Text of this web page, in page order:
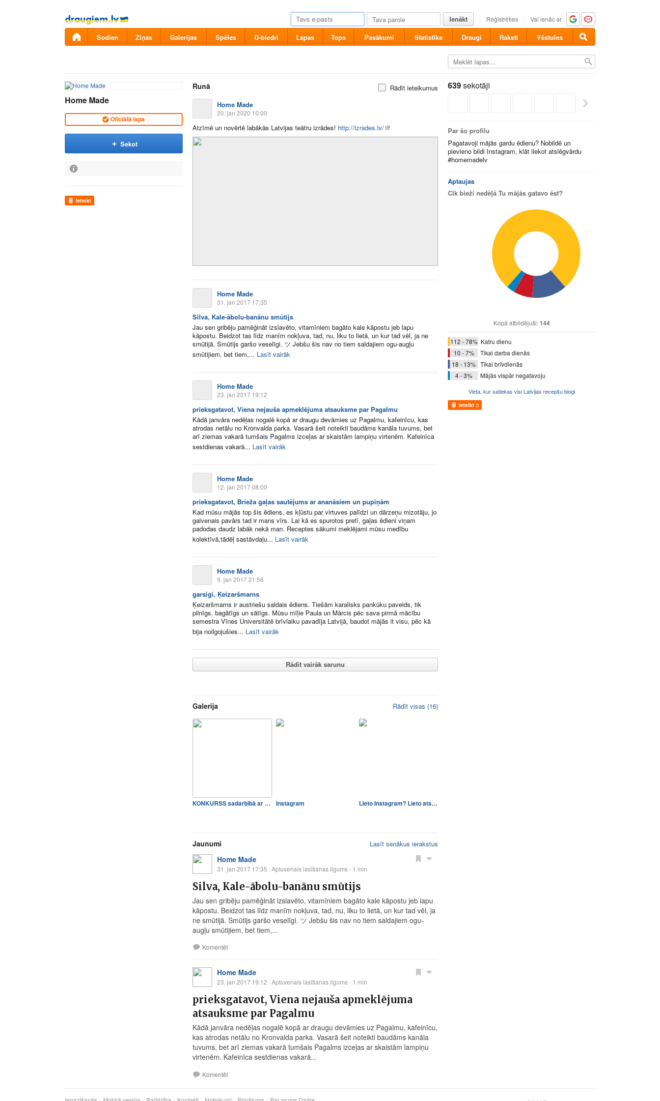
Pāriet
uz
saturu
Ienākt Reģistrēties Vai ienāc ar
Šodien Ziņas Galerijas Spēles D-biedri Lapas Tops Pasākumi Statistika Draugi Raksti Vēstules
Home Made
Oficiālā lapa
Sekot
Ieteikt
Runā
Rādīt ieteikumus
Home Made
20. jan 2020 10:00
Atzīmē un novērtē labākās Latvijas teātru izrādes! http://izrades.lv/
Home Made
31. jan 2017 17:35
Silva, Kale-ābolu-banānu smūtijs
Jau sen gribēju pamēģināt izslavēto, vitamīniem bagāto kale kāpostu jeb lapu
kāpostu. Beidzot tas līdz manīm nokļuva, tad, nu, liku to lietā, un kur tad vēl, ja ne
smūtijā. Smūtijs garšo veselīgi. ツ Jebšu šis nav no tiem saldajiem ogu-augļu
smūtijiem, bet tiem,... Lasīt vairāk
Home Made
23. jan 2017 19:12
prieksgatavot, Viena nejauša apmeklējuma atsauksme par Pagalmu
Kādā janvāra nedēļas nogalē kopā ar draugu devāmies uz Pagalmu, kafeinīcu, kas
atrodas netālu no Kronvalda parka. Vasarā šeit noteikti baudāms kanāla tuvums, bet
arī ziemas vakarā tumšais Pagalms izceļas ar skaistām lampiņu virtenēm. Kafeinīca
sestdienas vakarā... Lasīt vairāk
Home Made
12. jan 2017 08:00
prieksgatavot, Brieža gaļas sautējums ar ananāsiem un pupiņām
Kad mūsu mājās top šis ēdiens, es kļūstu par virtuves palīdzi un dārzeņu mizotāju, jo
galvenais pavārs tad ir mans vīrs. Lai kā es spurotos pretī, gaļas ēdieni viņam
padodas daudz labāk nekā man. Receptes sākumi meklējami mūsu medību
kolektīvā,tādēļ sastāvdaļu... Lasīt vairāk
Home Made
9. jan 2017 21:56
garsigi, Ķeizaršmarns
Ķeizaršmarns ir austriešu saldais ēdiens. Tiešām karalisks pankūku paveids, tik
pilnīgs, bagātīgs un sātīgs. Mūsu mīļie Paula un Mārcis pēc sava pirmā mācību
semestra Vīnes Universitātē brīvlaiku pavadīja Latvijā, baudot mājās it visu, pēc kā
bija noilgojušies... Lasīt vairāk
Rādīt vairāk sarunu
Galerija Rādīt visas (16)
KONKURSS sadarbībā ar Skīve… Instagram Lieto Instagram? Lieto atsl…
Jaunumi Lasīt senākus ierakstus
Home Made
31. jan 2017 17:35 · Aptuvenais lasīšanas ilgums - 1 min
Silva, Kale-ābolu-banānu smūtijs
Jau sen gribēju pamēģināt izslavēto, vitamīniem bagāto kale kāpostu jeb lapu
kāpostu. Beidzot tas līdz manīm nokļuva, tad, nu, liku to lietā, un kur tad vēl, ja
ne smūtijā. Smūtijs garšo veselīgi. ツ Jebšu šis nav no tiem saldajiem ogu-
augļu smūtijiem, bet tiem,...
Komentēt
Home Made
23. jan 2017 19:12 · Aptuvenais lasīšanas ilgums - 1 min
prieksgatavot, Viena nejauša apmeklējuma
atsauksme par Pagalmu
Kādā janvāra nedēļas nogalē kopā ar draugu devāmies uz Pagalmu, kafeinīcu,
kas atrodas netālu no Kronvalda parka. Vasarā šeit noteikti baudāms kanāla
tuvums, bet arī ziemas vakarā tumšais Pagalms izceļas ar skaistām lampiņu
virtenēm. Kafeinīca sestdienas vakarā...
Komentēt
639sekotāji
Par šo profilu
Pagatavoji mājās gardu ēdienu? Nobildē un
pievieno bildi Instagram, klāt liekot atslēgvārdu
#homemadelv
Aptaujas
Cik bieži nedēļā Tu mājās gatavo ēst?
Kopā atbildējuši:144
112 - 78% Katru dienu
10 - 7%
Tikai darba dienās
18 - 13% Tikai brīvdienās
4 - 3%
Mājās vispār negatavoju
Vieta, kur satiekas visi Latvijas recepšu blogi
Ieteikt 5